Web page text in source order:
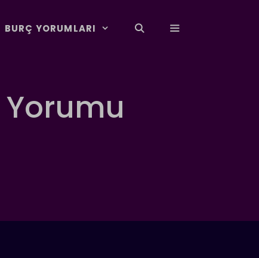
BURÇ YORUMLARI